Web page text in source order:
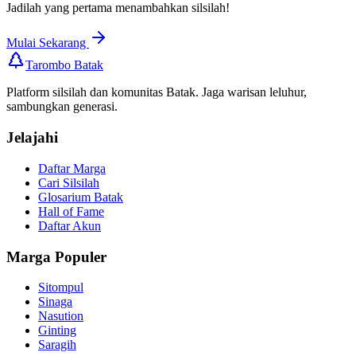
Jadilah yang pertama menambahkan silsilah!
Mulai Sekarang
Tarombo Batak
Platform silsilah dan komunitas Batak. Jaga warisan leluhur,
sambungkan generasi.
Jelajahi
Daftar Marga
Cari Silsilah
Glosarium Batak
Hall of Fame
Daftar Akun
Marga Populer
Sitompul
Sinaga
Nasution
Ginting
Saragih